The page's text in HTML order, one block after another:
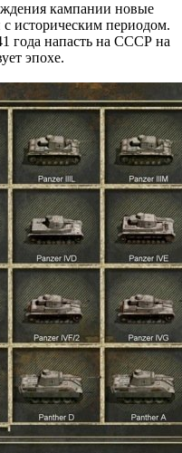
кампании новые
историческим периодом.
года напасть на СССР на
эпохе.